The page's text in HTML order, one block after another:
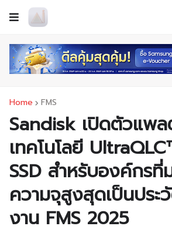
Home FMS
Sandisk เปิดตัวแพ
เทคโนโลยี
SSD สำหรับองค์กรที่
ความจุสูงสุดเป็นประ
งาน FMS 2025